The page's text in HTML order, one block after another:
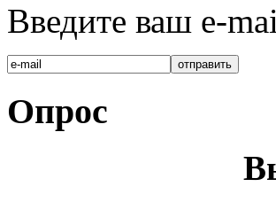
Введите ваш e-
Опрос